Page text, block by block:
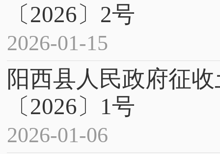
〔2026〕2号
2026-01-15
阳西县人民政府征
〔2026〕1号
2026-01-06